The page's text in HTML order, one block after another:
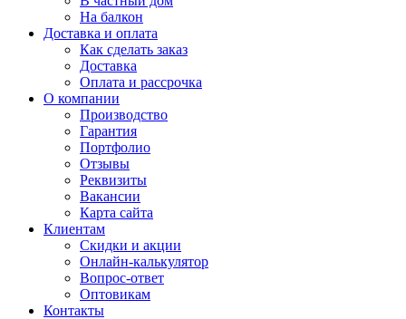
На балкон
Доставка и оплата
Как сделать заказ
Доставка
Оплата и рассрочка
О компании
Производство
Гарантия
Портфолио
Отзывы
Реквизиты
Вакансии
Карта сайта
Клиентам
Скидки и акции
Онлайн-калькулятор
Вопрос-ответ
Оптовикам
Контакты